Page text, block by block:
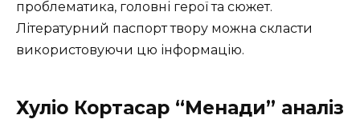
проблематика, головні герої та сюжет.
Літературний паспорт твору можна скласти
використовуючи цю інформацію.
Хуліо Кортасар “Менади” аналіз